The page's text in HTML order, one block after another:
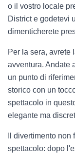
o il vostro locale
District e godetevi
dimenticherete
Per la sera, avrete
avventura. Andate
un punto di
storico con un
spettacolo in
elegante ma
Il divertimento
spettacolo: dopo